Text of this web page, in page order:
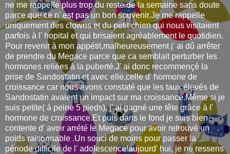
ne me rappelle plus trop du reste de la semaine sans doute
parce que ce n' est pas un bon souvenir.Je me rappelle
uniquement des clowns et du petit chien qui nous visitaient
parfois à l' hopital et qui brisaient agréablement le quotidien.
Pour revenir à mon appétit,malheureusement j' ai dû arrêter
de prendre du Megace parce que ca semblait perturber les
hormones reliées à la puberté.J' ai donc recommençé la
prise de Sandostatin et avec elle,celle d' hormone de
croissance car nous avons constaté que les taux élevés de
Sandostatin avaient un impact sur ma croissance.Même si je
suis petite( à peine 5 pieds), j' ai gagné une tête grâce à l'
hormone de croissance.Et puis dans le fond je suis bien
contente d' avoir arrété le Megace pour avoir retrouvé un
poids raisonnable .Un souci de moins pour passer la
période difficile de l' adolescence!aujourd' hui, je ne ressens